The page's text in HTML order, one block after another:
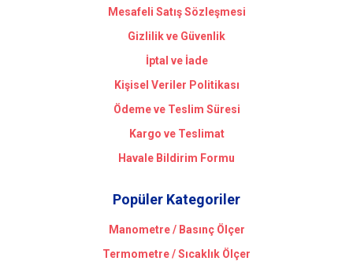
Mesafeli Satış Sözleşmesi
Gizlilik ve Güvenlik
İptal ve İade
Kişisel Veriler Politikası
Ödeme ve Teslim Süresi
Kargo ve Teslimat
Havale Bildirim Formu
Popüler Kategoriler
Manometre / Basınç Ölçer
Termometre / Sıcaklık Ölçer